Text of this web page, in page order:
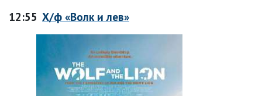
12:55 Х/ф «Волк и лев»